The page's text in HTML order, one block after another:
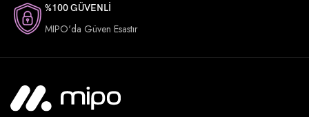
%100 GÜVENLİ
MIPO'da Güven Esastır